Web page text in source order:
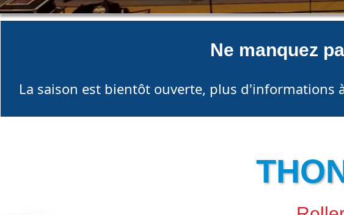
Ne manquez
La saison est bientôt ouverte, plus d'informations